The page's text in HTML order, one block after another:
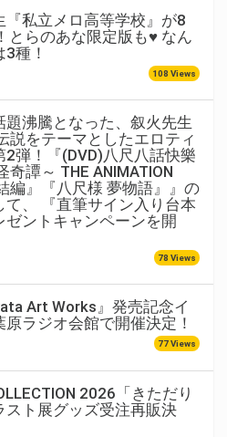
『私立メロ高等学校』が8
とらのあな限定版も♥ なん
種！
108 Views
題沸騰となった、叙火先生
説をテーマとしたエロティ
2弾！『(DVD)八尺八話快樂
奇譚～ THE ANIMATION
編』『八尺様 夢物語』』の
て、 『直筆サイン入り台本
ゼントキャンペーンを開
78 Views
Art Works』発売記念イ
ラジオ会館で開催決定！
77 Views
2026「きただり
スト展グッズ受注再販決